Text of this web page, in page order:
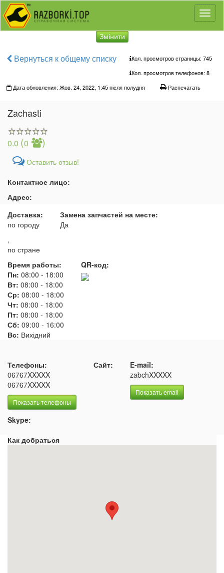
Змінити
Вернуться к общему списку
Кол. просмотров страницы: 745
Кол. просмотров телефонов: 8
Дата обновления: Жов. 24, 2022, 1:45 після полудня
Распечатать
Zachasti
0.0 (0 )
Оставить отзыв!
Контактное лицо:
Адрес:
Доставка:
по городу
,
по стране
Замена запчастей на месте:
Да
Время работы:
Пн: 08:00 - 18:00
Вт: 08:00 - 18:00
Ср: 08:00 - 18:00
Чт: 08:00 - 18:00
Пт: 08:00 - 18:00
Сб: 09:00 - 16:00
Вс: Вихідний
QR-код:
Телефоны:
06767XXXXX
06767XXXXX
Показать телефоны
Сайт:
E-mail:
zabchXXXXX
Показать email
Skype:
Как добраться